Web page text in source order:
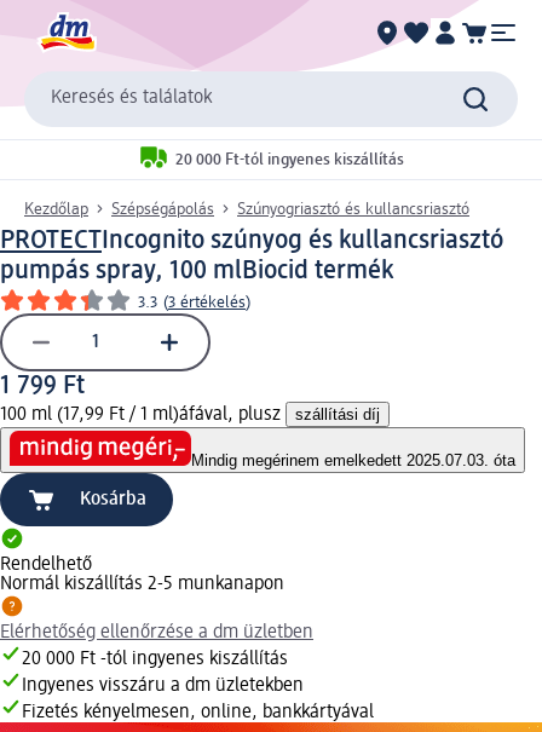
Keresés és találatok
20 000 Ft-tól ingyenes kiszállítás
Kezdőlap Szépségápolás Szúnyogriasztó és kullancsriasztó
PROTECT Incognito szúnyog és kullancsriasztó
pumpás spray, 100 mlBiocid termék
3.3 (3 értékelés)
1 799 Ft
100 ml (17,99 Ft / 1 ml)áfával, plusz szállítási díj
Mindig megérinem emelkedett 2025.07.03. óta
Kosárba
Rendelhető
Normál kiszállítás 2-5 munkanapon
Elérhetőség ellenőrzése a dm üzletben
20 000 Ft -tól ingyenes kiszállítás
Ingyenes visszáru a dm üzletekben
Fizetés kényelmesen, online, bankkártyával